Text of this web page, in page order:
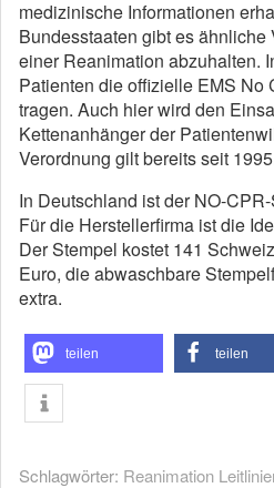
medizinische Informationen
Bundesstaaten gibt es ähnliche
einer Reanimation abzuhalten.
Patienten die offizielle EMS No
tragen. Auch hier wird den
Kettenanhänger der
Verordnung gilt bereits seit
In Deutschland ist der NO-
Für die Herstellerfirma ist die
Der Stempel kostet 141
Euro, die abwaschbare
extra.
teilen teilen
Schlagwörter: Reanimation